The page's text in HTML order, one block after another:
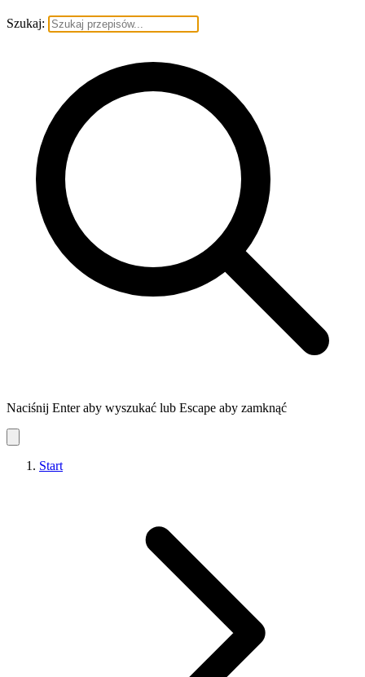
Szukaj:
Naciśnij Enter aby wyszukać lub Escape aby zamknąć
Start